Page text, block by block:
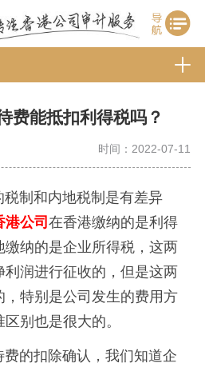
费能抵扣利得税吗？
时间：2022-07-11
制和内地税制是有差异
港公司 在香港缴纳的是利得
纳的是企业所得税，这两
润进行征收的，但是这两
特别是公司发生的费用方
别也是很大的。
的扣除确认，我们知道企